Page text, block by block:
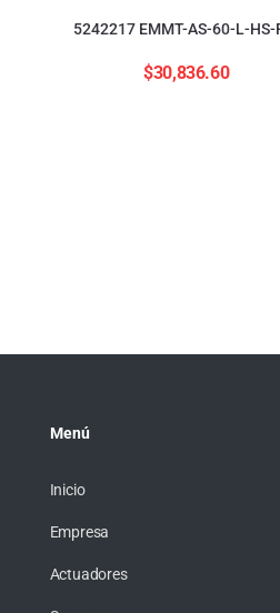
5242217 EMMT-AS-60-L-HS-
$30,836.60
Menú
Inicio
Empresa
Actuadores